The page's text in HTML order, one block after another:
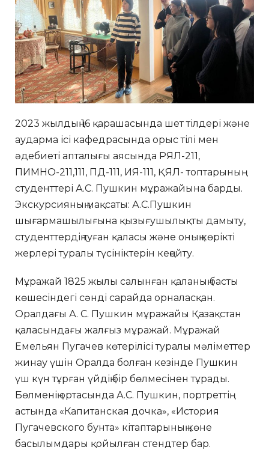
2023 жылдың 16 қарашасында шет тілдері және
аударма ісі кафедрасында орыс тілі мен
әдебиеті апталығы аясында РЯЛ-211,
ПИМНО-211,111, ПД-111, ИЯ-111, ҚЯЛ- топтарының
студенттері А.С. Пушкин мұражайына барды.
Экскурсияның мақсаты: А.С.Пушкин
шығармашылығына қызығушылықты дамыту,
студенттердің туған қаласы және оның көрікті
жерлері туралы түсініктерін кеңейту.
Мұражай 1825 жылы салынған қаланың басты
көшесіндегі сәнді сарайда орналасқан.
Оралдағы А. С. Пушкин мұражайы Қазақстан
қаласындағы жалғыз мұражай. Мұражай
Емельян Пугачев көтерілісі туралы мәліметтер
жинау үшін Оралда болған кезінде Пушкин
үш күн тұрған үйдің бір бөлмесінен тұрады.
Бөлменің ортасында А.С. Пушкин, портреттің
астында «Капитанская дочка», «История
Пугачевского бунта» кітаптарының көне
басылымдары қойылған стендтер бар.